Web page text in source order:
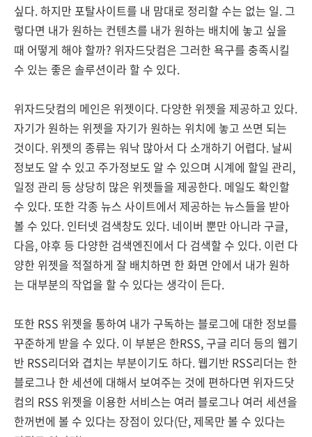
싶다. 하지만 포탈사이트를 내 맘대로 정리할 수는 없는 일. 그
렇다면 내가 원하는 컨텐츠를 내가 원하는 배치에 놓고 싶을
때 어떻게 해야 할까? 위자드닷컴은 그러한 욕구를 충족시킬
수 있는 좋은 솔루션이라 할 수 있다.
위자드닷컴의 메인은 위젯이다. 다양한 위젯을 제공하고 있다.
자기가 원하는 위젯을 자기가 원하는 위치에 놓고 쓰면 되는
것이다. 위젯의 종류는 워낙 많아서 다 소개하기 어렵다. 날씨
정보도 알 수 있고 주가정보도 알 수 있으며 시계에 할일 관리,
일정 관리 등 상당히 많은 위젯들을 제공한다. 메일도 확인할
수 있다. 또한 각종 뉴스 사이트에서 제공하는 뉴스들을 받아
볼 수 있다. 인터넷 검색창도 있다. 네이버 뿐만 아니라 구글,
다음, 야후 등 다양한 검색엔진에서 다 검색할 수 있다. 이런 다
양한 위젯을 적절하게 잘 배치하면 한 화면 안에서 내가 원하
는 대부분의 작업을 할 수 있다는 생각이 든다.
또한 RSS 위젯을 통하여 내가 구독하는 블로그에 대한 정보를
꾸준하게 받을 수 있다. 이 부분은 한RSS, 구글 리더 등의 웹기
반 RSS리더와 겹치는 부분이기도 하다. 웹기반 RSS리더는 한
블로그나 한 세션에 대해서 보여주는 것에 편하다면 위자드닷
컴의 RSS 위젯을 이용한 서비스는 여러 블로그나 여러 세션을
한꺼번에 볼 수 있다는 장점이 있다(단, 제목만 볼 수 있다는